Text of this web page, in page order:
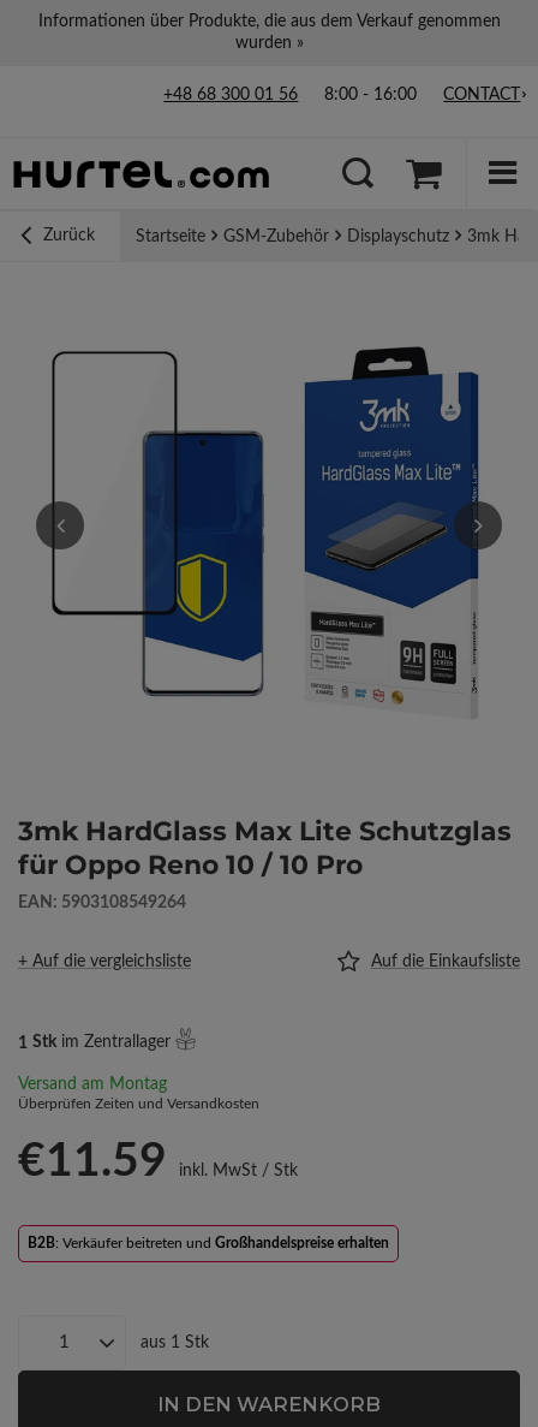
Informationen über Produkte, die aus dem Verkauf genommen
wurden »
+48 68 300 01 56 8:00 - 16:00 CONTACT
Zurück Startseite GSM-Zubehör Displayschutz 3mk
3mk HardGlass Max Lite Schutzglas
für Oppo Reno 10 / 10 Pro
EAN: 5903108549264
+ Auf die vergleichsliste Auf die Einkaufsliste
1 Stk im Zentrallager
Versand am Montag
Überprüfen Zeiten und Versandkosten
€11.59 inkl. MwSt/ Stk
B2B: Verkäufer beitreten und Großhandelspreise erhalten
aus 1 Stk
IN DEN WARENKORB